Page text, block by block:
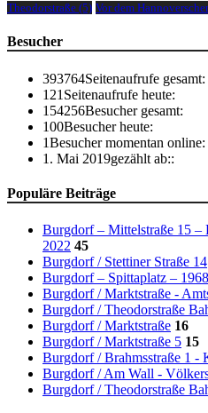
Theodorstraße (5) Vor dem
Besucher
393764Seitenaufrufe gesamt:
121 Seitenaufrufe heute:
154256Besucher gesamt:
100Besucher heute:
1Besucher momentan online:
1. Mai 2019gezählt ab::
Populäre Beiträge
Burgdorf – Mittelstraße 15 –
2022 45
Burgdorf / Stettiner Straße 14
Burgdorf – Spittaplatz –
Burgdorf / Marktstraße -
Burgdorf / Theodorstraße
Burgdorf / Marktstraße 16
Burgdorf / Marktstraße 5 15
Burgdorf / Brahmsstraße 1 -
Burgdorf / Am Wall -
Burgdorf / Theodorstraße